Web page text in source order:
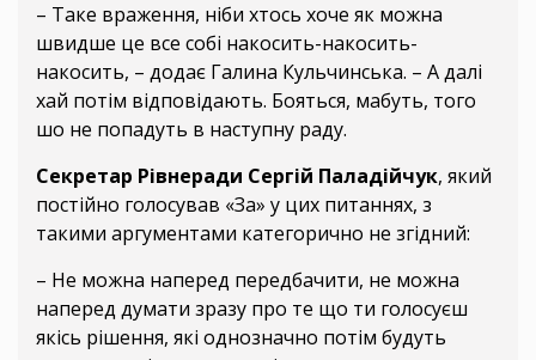
– Таке враження, ніби хтось хоче як можна
швидше це все собі накосить-накосить-
накосить, – додає Галина Кульчинська. – А далі
хай потім відповідають. Бояться, мабуть, того
шо не попадуть в наступну раду.
Секретар Рівнеради Сергій Паладійчук, який
постійно голосував «За» у цих питаннях, з
такими аргументами категорично не згідний:
– Не можна наперед передбачити, не можна
наперед думати зразу про те що ти голосуєш
якісь рішення, які однозначно потім будуть